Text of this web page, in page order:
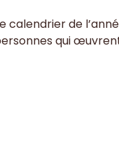
calendrier de
qui